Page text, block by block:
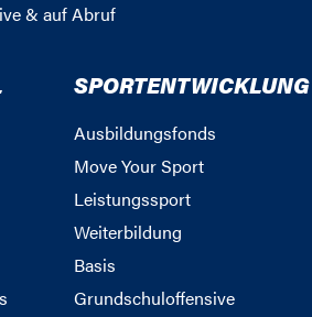
& auf Abruf
SPORTENTWICKLUNG
Ausbildungsfonds
Move Your Sport
Leistungssport
Weiterbildung
Basis
Grundschuloffensive